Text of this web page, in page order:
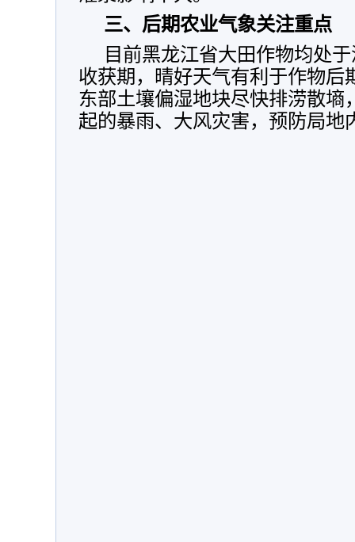
三、后期农业气象关注重点
目前黑龙江省大田作物均处
收获期，晴好天气有利于作物后
东部土壤偏湿地块尽快排涝散墒
起的暴雨、大风灾害，预防局地